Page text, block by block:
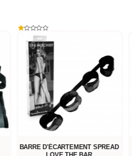
BARRE D'ÉCARTEMENT SPREAD